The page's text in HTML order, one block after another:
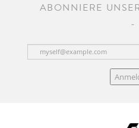
ABONNIERE